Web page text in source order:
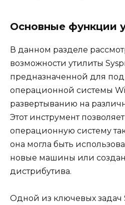
Основные функции
В данном разделе
возможности утилиты
предназначенной для
операционной системы
развертыванию на
Этот инструмент
операционную систему
она могла быть
новые машины или
дистрибутива.
Одной из ключевых задач